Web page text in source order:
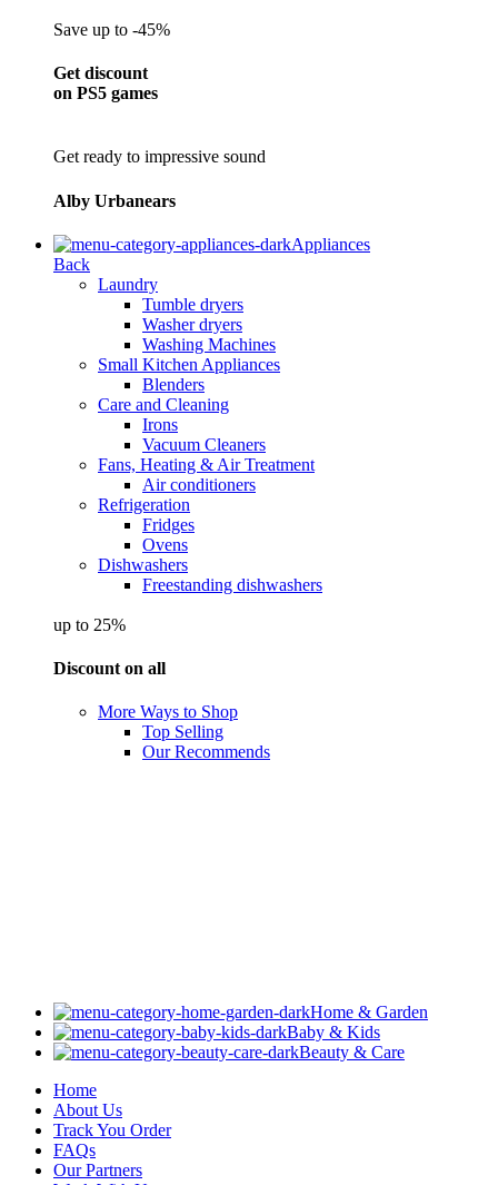
Save up to -45%
Get discount
on PS5 games
Get ready to impressive sound
Alby Urbanears
Appliances
Back
Laundry
Tumble dryers
Washer dryers
Washing Machines
Small Kitchen Appliances
Blenders
Care and Cleaning
Irons
Vacuum Cleaners
Fans, Heating & Air Treatment
Air conditioners
Refrigeration
Fridges
Ovens
Dishwashers
Freestanding dishwashers
up to 25%
Discount on all
More Ways to Shop
Top Selling
Our Recommends
Home & Garden
Baby & Kids
Beauty & Care
Home
About Us
Track You Order
FAQs
Our Partners